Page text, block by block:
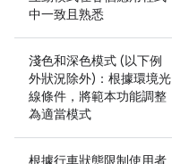
中一致且熟悉
淺色和深色模式 (以下例
外狀況除外)：根據環境光
線條件，將範本功能調整
為適當模式
根據行車狀態限制使用者